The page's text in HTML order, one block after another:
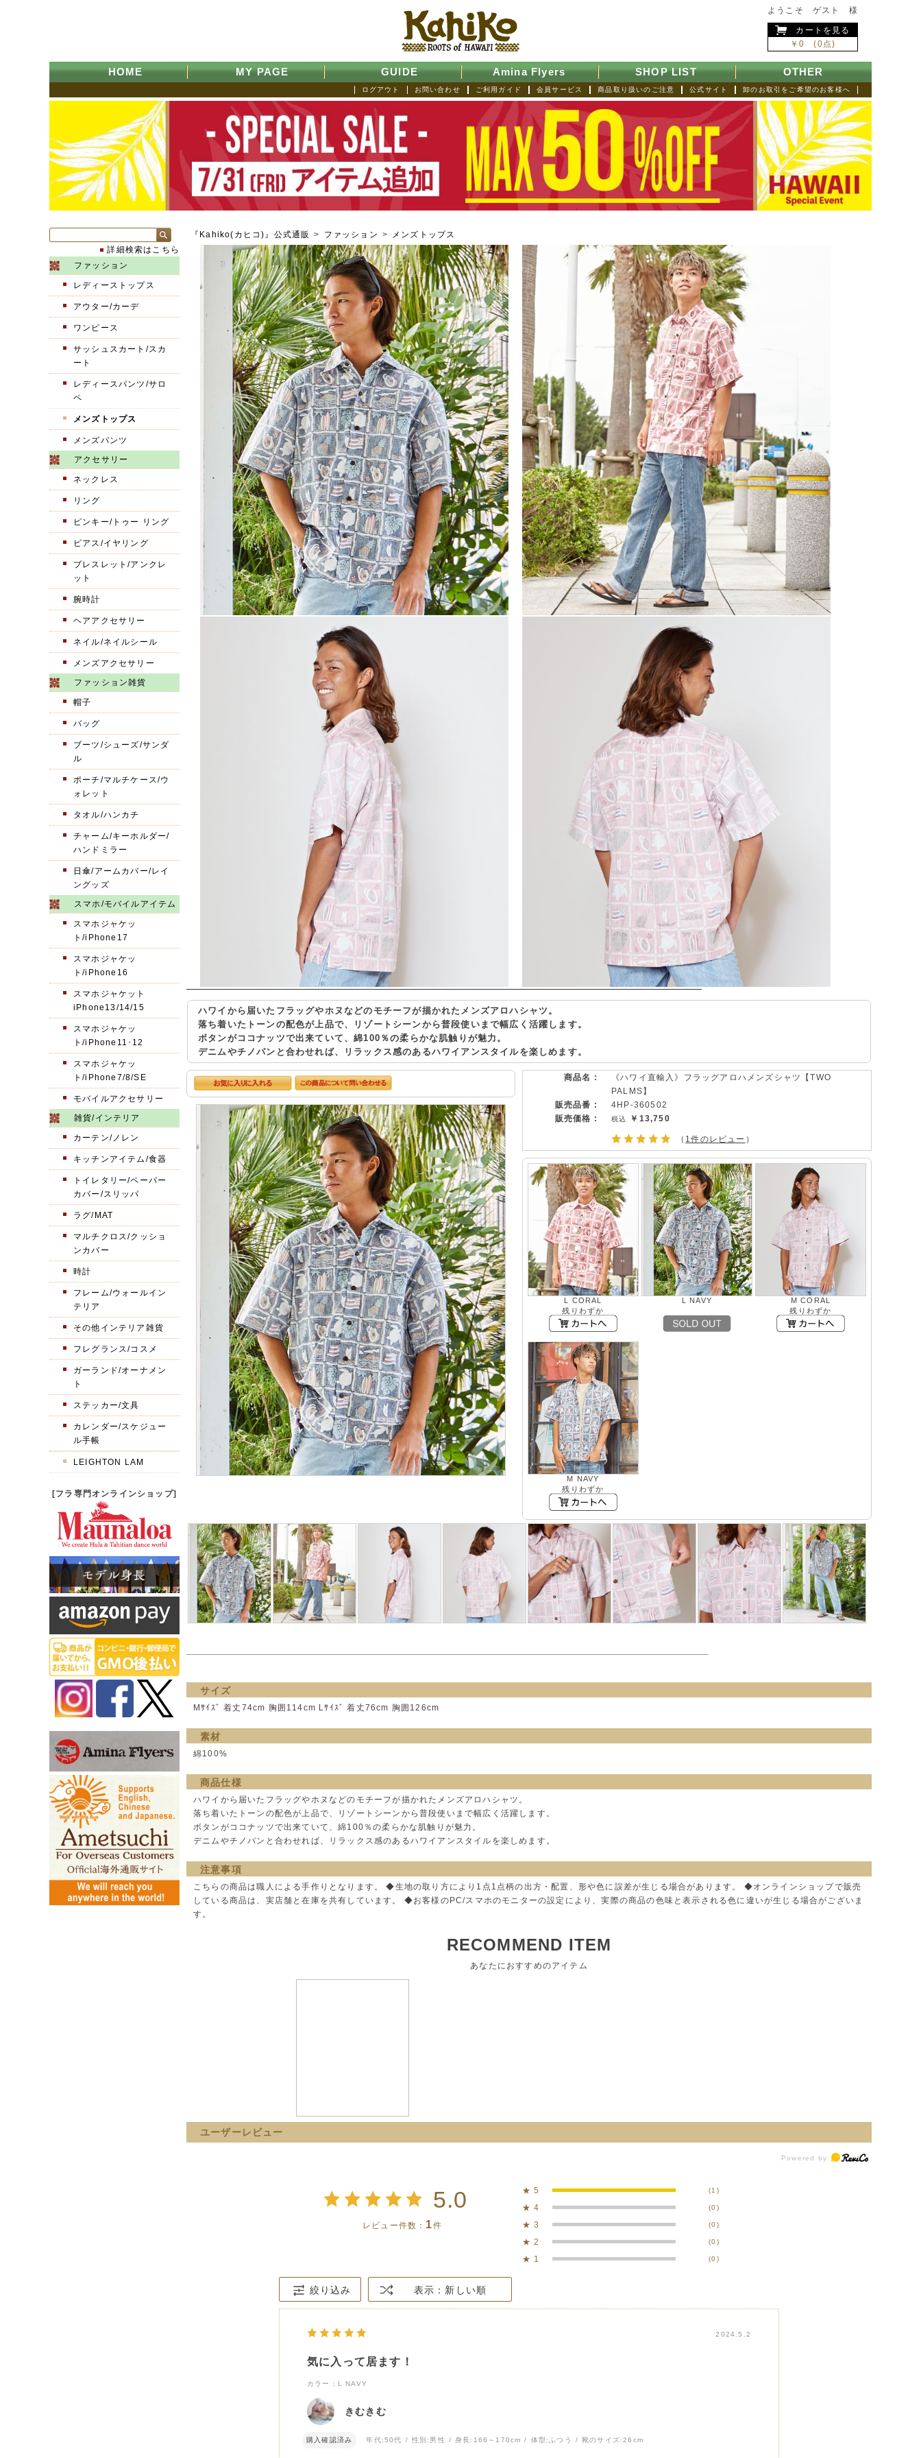
ようこそ ゲスト 様
カートを見る
￥0 (0点)
HOME MY PAGE GUIDE Amina Flyers SHOP LIST OTHER
卸のお取引をご希望のお客様へ
公式サイト
商品取り扱いのご注意
会員サービス
ご利用ガイド
お問い合わせ
ログアウト
『Kahiko(カヒコ)』公式通販 > ファッション > メンズトップス
ハワイから届いたフラッグやホヌなどのモチーフが描かれたメンズアロハシャツ。
落ち着いたトーンの配色が上品で、リゾートシーンから普段使いまで幅広く活躍します。
ボタンがココナッツで出来ていて、綿100％の柔らかな肌触りが魅力。
デニムやチノパンと合わせれば、リラックス感のあるハワイアンスタイルを楽しめます。
商品名 :
《ハワイ直輸入》フラッグアロハメンズシャツ【TWO
PALMS】
販売品番 :
4HP-360502
販売価格 :
￥13,750
（ 1件のレビュー ）
L CORAL
残りわずか
L NAVY
M CORAL
残りわずか
M NAVY
残りわずか
サイズ
Mｻｲｽﾞ 着丈74cm 胸囲114cm Lｻｲｽﾞ 着丈76cm 胸囲126cm
素材
綿100%
商品仕様
ハワイから届いたフラッグやホヌなどのモチーフが描かれたメンズアロハシャツ。
落ち着いたトーンの配色が上品で、リゾートシーンから普段使いまで幅広く活躍します。
ボタンがココナッツで出来ていて、綿100％の柔らかな肌触りが魅力。
デニムやチノパンと合わせれば、リラックス感のあるハワイアンスタイルを楽しめます。
注意事項
こちらの商品は職人による手作りとなります。 ◆生地の取り方により1点1点柄の出方・配置、形や色に誤差が生じる場合があります。 ◆オンラインショップで販売
している商品は、実店舗と在庫を共有しています。 ◆お客様のPC/スマホのモニターの設定により、実際の商品の色味と表示される色に違いが生じる場合がございま
す。
RECOMMEND ITEM
あなたにおすすめのアイテム
ユーザーレビュー
5.0
レビュー件数： 1件
★ 5 (1)
★ 4 (0)
★ 3 (0)
★ 2 (0)
★ 1 (0)
絞り込み 表示：新しい順
2024.5.2
気に入って居ます！
カラー：L NAVY
きむきむ
購入確認済み 年代:50代 性別: 男性 身長: 166～170cm 体型: ふつう 靴のサイズ:26cm
詳細検索はこちら
ファッション
レディーストップス
アウター/カーデ
ワンピース
サッシュスカート/スカ
ート
レディースパンツ/サロ
ペ
メンズトップス
メンズパンツ
アクセサリー
ネックレス
リング
ピンキー/トゥー リング
ピアス/イヤリング
ブレスレット/アンクレ
ット
腕時計
ヘアアクセサリー
ネイル/ネイルシール
メンズアクセサリー
ファッション雑貨
帽子
バッグ
ブーツ/シューズ/サンダ
ル
ポーチ/マルチケース/ウ
ォレット
タオル/ハンカチ
チャーム/キーホルダー/
ハンドミラー
日傘/アームカバー/レイ
ングッズ
スマホ/モバイルアイテム
スマホジャケッ
ト/iPhone17
スマホジャケッ
ト/iPhone16
スマホジャケット
iPhone13/14/15
スマホジャケッ
ト/iPhone11･12
スマホジャケッ
ト/iPhone7/8/SE
モバイルアクセサリー
雑貨/インテリア
カーテン/ノレン
キッチンアイテム/食器
トイレタリー/ペーパー
カバー/スリッパ
ラグ/MAT
マルチクロス/クッショ
ンカバー
時計
フレーム/ウォールイン
テリア
その他インテリア雑貨
フレグランス/コスメ
ガーランド/オーナメン
ト
ステッカー/文具
カレンダー/スケジュー
ル手帳
LEIGHTON LAM
[フラ専門オンラインショップ]